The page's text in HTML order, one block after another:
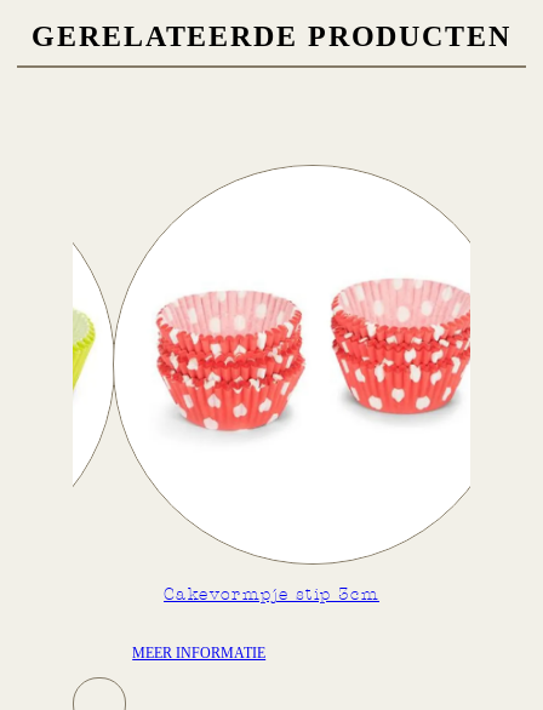
GERELATEERDE PRODUCTEN
Cakevormpje stip 3cm
MEER INFORMATIE